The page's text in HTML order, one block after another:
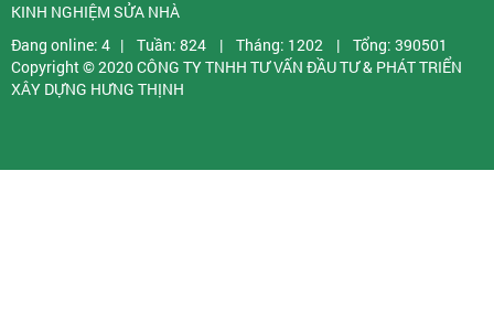
KINH NGHIỆM SỬA NHÀ
Đang online: 4 | Tuần: 824 | Tháng: 1202 | Tổng: 390501
Copyright © 2020CÔNG TY TNHH TƯ VẤN ĐẦU TƯ & PHÁT TRIỂN
XÂY DỰNG HƯNG THỊNH